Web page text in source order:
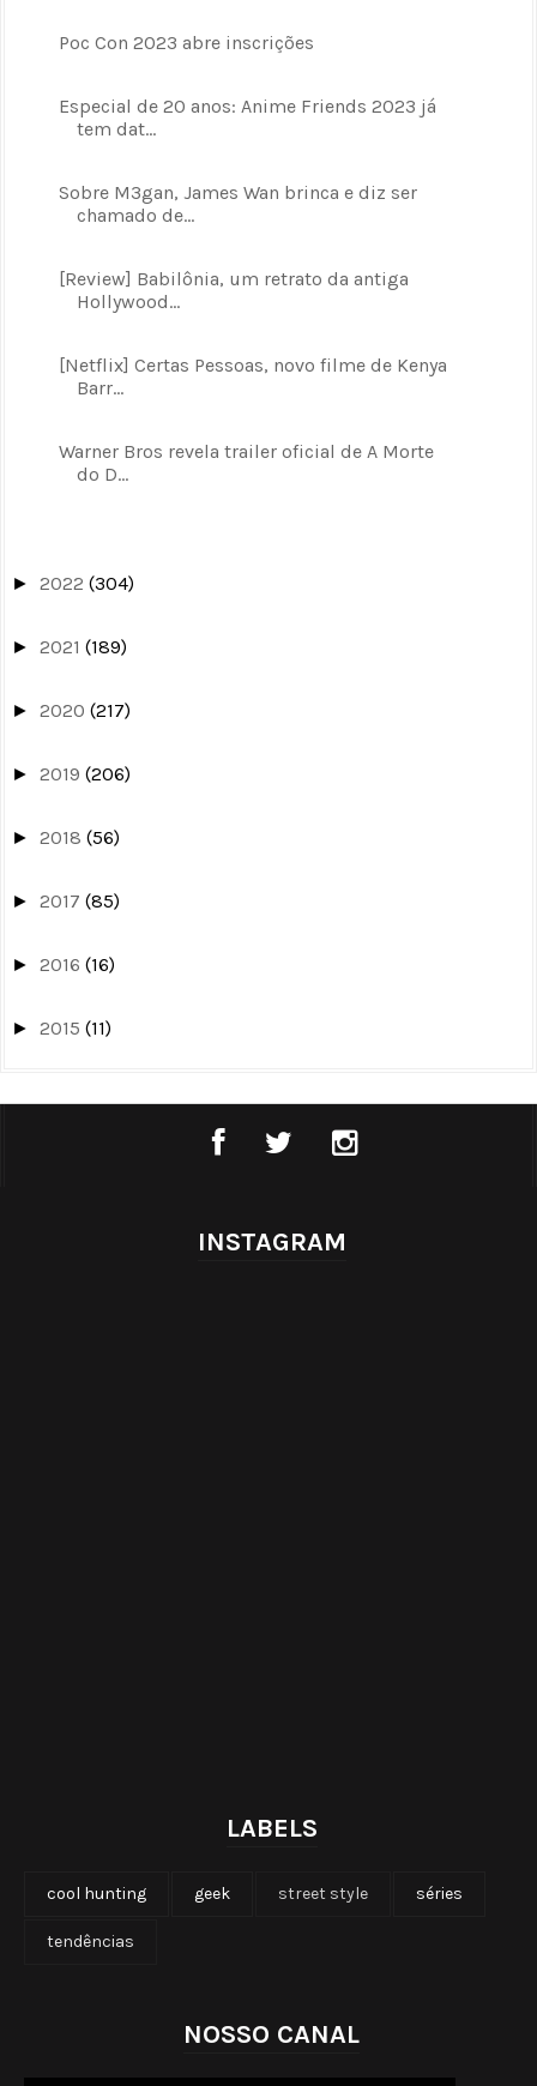
Poc Con 2023 abre inscrições
Especial de 20 anos: Anime Friends 2023 já
tem dat...
Sobre M3gan, James Wan brinca e diz ser
chamado de...
[Review] Babilônia, um retrato da antiga
Hollywood...
[Netflix] Certas Pessoas, novo filme de Kenya
Barr...
Warner Bros revela trailer oficial de A Morte
do D...
► 2022 (304)
► 2021 (189)
► 2020 (217)
► 2019 (206)
► 2018 (56)
► 2017 (85)
► 2016 (16)
► 2015 (11)
INSTAGRAM
LABELS
cool hunting geek street style séries
tendências
NOSSO CANAL